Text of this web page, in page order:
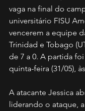
vaga na final do
universitário FISU
vencerem a equipe
Trinidad e Tobago
de 7 a 0. A partida
quinta-feira (31/05),
A atacante Jessica
liderando o ataque,